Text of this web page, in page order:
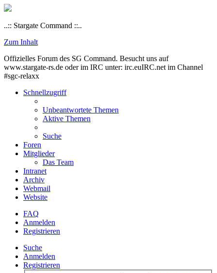
..:: Stargate Command ::..
Zum Inhalt
Offizielles Forum des SG Command. Besucht uns auf
www.stargate-rs.de oder im IRC unter: irc.euIRC.net im Channel
#sgc-relaxx
Schnellzugriff
Unbeantwortete Themen
Aktive Themen
Suche
Foren
Mitglieder
Das Team
Intranet
Archiv
Webmail
Website
FAQ
Anmelden
Registrieren
Suche
Anmelden
Registrieren